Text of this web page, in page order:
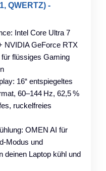
QWERTZ) -
Intel Core Ultra 7
NVIDIA GeForce RTX
flüssiges Gaming
16“ entspiegeltes
60–144 Hz, 62,5 %
ruckelfreies
OMEN AI für
Modus und
deinen Laptop kühl und